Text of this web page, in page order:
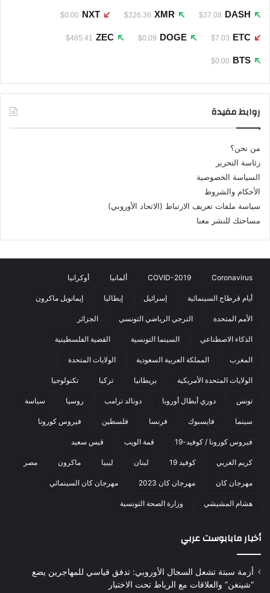
DASH
$37.08
XMR
$326.36
NXT
$0.00
ETC
$7.03
DOGE
$0.09
ZEC
$465.41
BTS
$0.00
روابط مفيدة
من نحن؟
رئاسة التحرير
السياسة الخصوصية
الأحكام والشروط
سياسة ملفات تعريف الارتباط (الاتحاد الأوروبي)
مساحتك للنشر معنا
Coronavirus
COVID-2019 ألمانيا أوكرانيا
أيام قرطاج السينمائية إسرائيل إيطاليا إيمانويل ماكرون
الأمم المتحدة الترجي الرياضي التونسي الجزائر
الذكاء الاصطناعي السينما التونسية القضية الفلسطينية
المغرب المملكة العربية السعودية الولايات المتحدة
الولايات المتحدة الأمريكية بريطانيا تركيا تكنولوجيا
تونس دوري أبطال أوروبا دونالد ترامب روسيا سياسة
سينما فايسبوك فرنسا فلسطين فيروس كورونا
فيروس كورونا / كوفيد-19 قمة الويب قيس سعيد
كريم الغربي كوفيد 19 لبنان ليبيا ماكرون مصر
مهرجان كان مهرجان كان 2023 مهرجان كان السينمائي
هشام المشيشي وزارة الصحة التونسية
أخبار مابابوست عربي
أزمة سبتة تشعل السجال الأوروبي: تدفق قياسي للمهاجرين يضع
“شينغن” والعلاقات مع الرباط تحت الاختبار